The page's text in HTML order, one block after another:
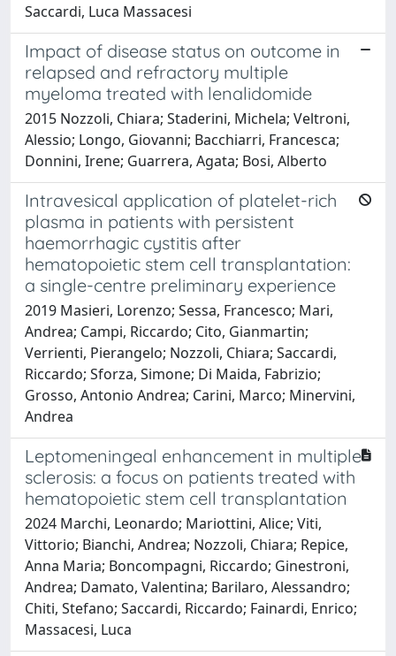
Saccardi, Luca Massacesi
Impact of disease status on outcome in
relapsed and refractory multiple
myeloma treated with lenalidomide
2015 Nozzoli, Chiara; Staderini, Michela; Veltroni,
Alessio; Longo, Giovanni; Bacchiarri, Francesca;
Donnini, Irene; Guarrera, Agata; Bosi, Alberto
Intravesical application of platelet-rich
plasma in patients with persistent
haemorrhagic cystitis after
hematopoietic stem cell transplantation:
a single-centre preliminary experience
2019 Masieri, Lorenzo; Sessa, Francesco; Mari,
Andrea; Campi, Riccardo; Cito, Gianmartin;
Verrienti, Pierangelo; Nozzoli, Chiara; Saccardi,
Riccardo; Sforza, Simone; Di Maida, Fabrizio;
Grosso, Antonio Andrea; Carini, Marco; Minervini,
Andrea
Leptomeningeal enhancement in multiple
sclerosis: a focus on patients treated with
hematopoietic stem cell transplantation
2024 Marchi, Leonardo; Mariottini, Alice; Viti,
Vittorio; Bianchi, Andrea; Nozzoli, Chiara; Repice,
Anna Maria; Boncompagni, Riccardo; Ginestroni,
Andrea; Damato, Valentina; Barilaro, Alessandro;
Chiti, Stefano; Saccardi, Riccardo; Fainardi, Enrico;
Massacesi, Luca